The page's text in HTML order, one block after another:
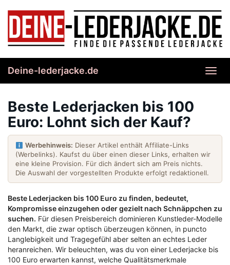
content
Deine-lederjacke.de
Beste Lederjacken bis 100
Euro: Lohnt sich der Kauf?
Werbehinweis: Dieser Artikel enthält Affiliate-Links
(Werbelinks). Kaufst du über einen dieser Links, erhalten wir
eine kleine Provision. Für dich ändert sich am Preis nichts.
Die Auswahl der vorgestellten Produkte erfolgt redaktionell.
Beste Lederjacken bis 100 Euro zu finden, bedeutet,
Kompromisse einzugehen oder gezielt nach Schnäppchen zu
suchen. Für diesen Preisbereich dominieren Kunstleder-Modelle
den Markt, die zwar optisch überzeugen können, in puncto
Langlebigkeit und Tragegefühl aber selten an echtes Leder
heranreichen. Wir beleuchten, was du von einer Lederjacke bis
100 Euro erwarten kannst, welche Qualitätsmerkmale